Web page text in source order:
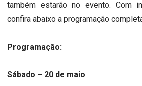
também estarão no evento. Com
confira abaixo a programação
Programação:
Sábado – 20 de maio